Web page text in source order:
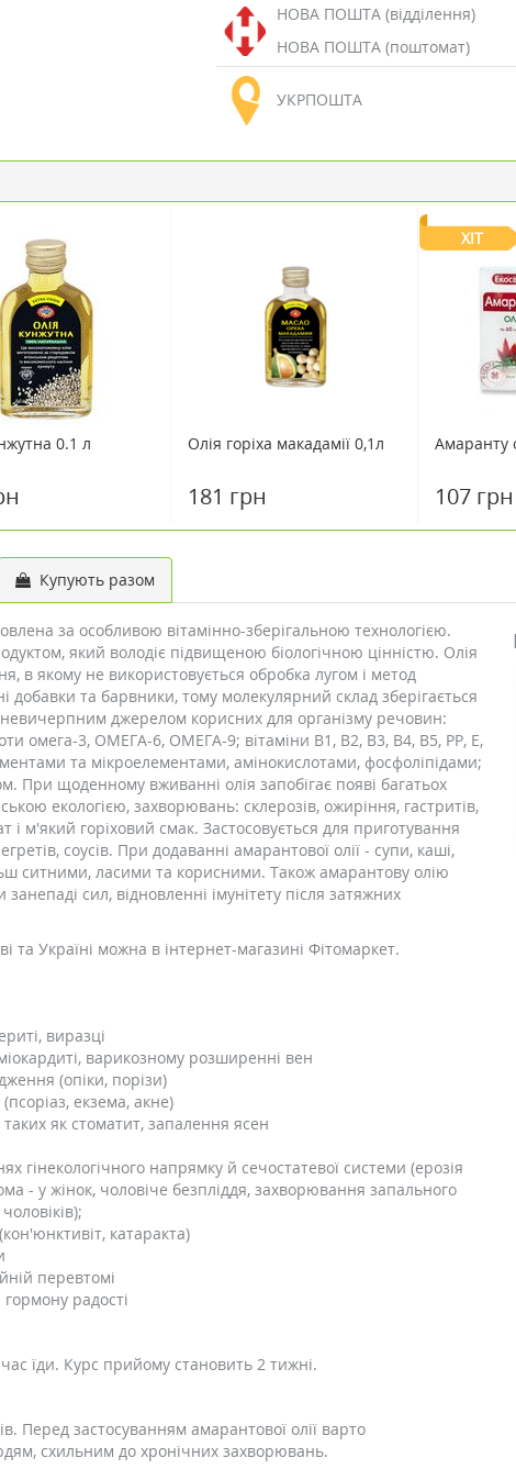
НОВА ПОШТА (відділення)
НОВА ПОШТА (поштомат)
УКРПОШТА
0.1 л Олія горіха макадамії 0,1л
181 грн
ХІТ
Амаранту
107 грн
Купують разом
за особливою вітамінно-зберігальною технологією.
який володіє підвищеною біологічною цінністю. Олія
в якому не використовується обробка лугом і метод
добавки та барвники, тому молекулярний склад зберігається
джерелом корисних для організму речовин:
омега-3, ОМЕГА-6, ОМЕГА-9; вітаміни В1, В2, В3, В4, В5, РР, Е,
та мікроелементами, амінокислотами, фосфоліпідами;
При щоденному вживанні олія запобігає появі багатьох
екологією, захворювань: склерозів, ожиріння, гастритів,
м'який горіховий смак. Застосовується для приготування
соусів. При додаванні амарантової олії - супи, каші,
ситними, ласими та корисними. Також амарантову олію
сил, відновленні імунітету після затяжних
Україні можна в інтернет-магазині Фітомаркет.
виразці
варикозному розширенні вен
(опіки, порізи)
екзема, акне)
як стоматит, запалення ясен
гінекологічного напрямку й сечостатевої системи (ерозія
- у жінок, чоловіче безпліддя, захворювання запального
катаракта)
перевтомі
гормону радості
їди. Курс прийому становить 2 тижні.
Перед застосуванням амарантової олії варто
схильним до хронічних захворювань.